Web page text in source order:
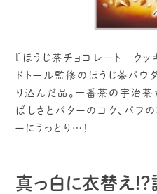
『ほうじ茶チョコレート クッ
ドトール監修のほうじ茶パウ
り込んだ品。一番茶の宇治茶
ばしさとバターのコク、パフ
ーにうっとり…！
真っ白に衣替え!?